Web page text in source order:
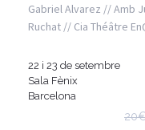
Gabriel Alvarez // Amb
Ruchat // Cia Théâtre
22 i 23 de setembre
Sala Fènix
Barcelona